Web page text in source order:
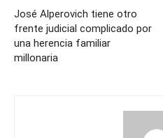
José Alperovich tiene otro
frente judicial complicado por
una herencia familiar
millonaria